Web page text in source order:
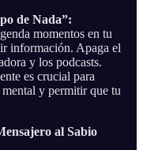
de Nada”:
momentos en tu
información. Apaga el
y los podcasts.
es crucial para
y permitir que tu
al Sabio